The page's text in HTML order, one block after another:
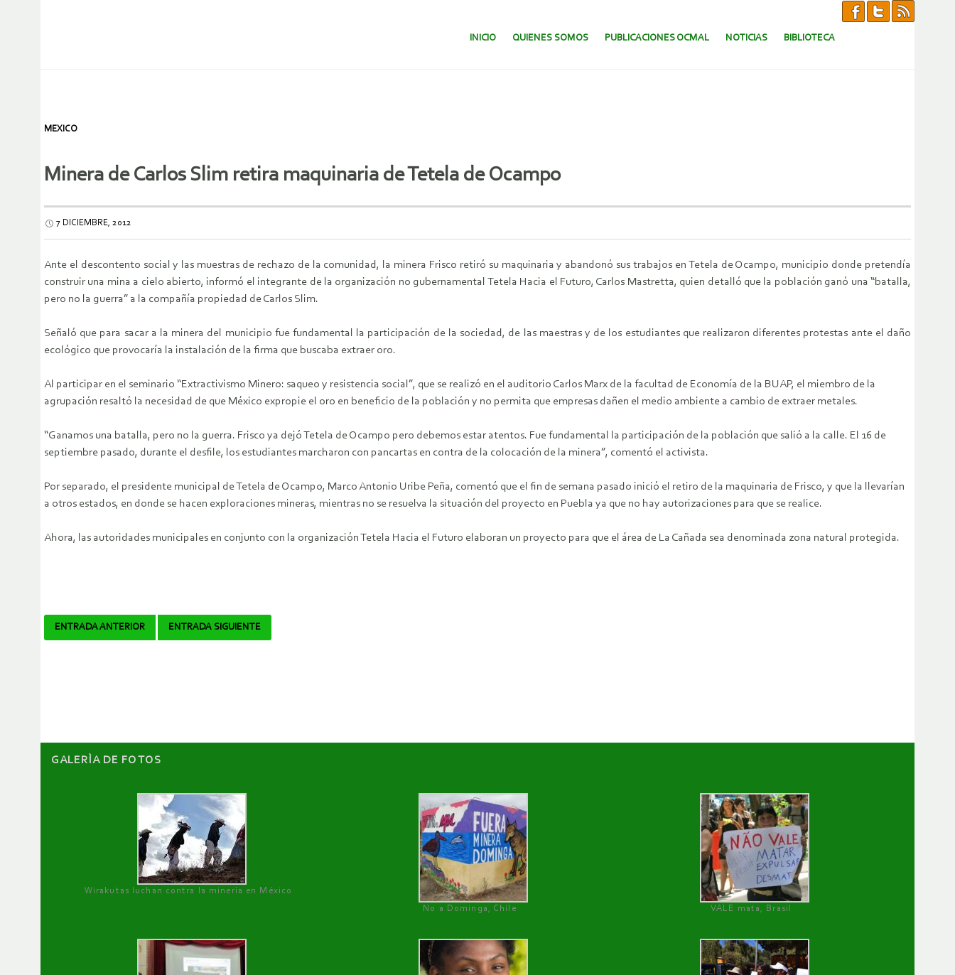
SALTAR AL CONTENIDO.
INICIO QUIENES SOMOS PUBLICACIONES OCMAL NOTICIAS BIBLIOTECA
MEXICO
Minera de Carlos Slim retira maquinaria de Tetela de Ocampo
7 DICIEMBRE, 2012
Ante el descontento social y las muestras de rechazo de la comunidad, la minera Frisco retiró su maquinaria y abandonó sus trabajos en Tetela de Ocampo, municipio donde pretendía
construir una mina a cielo abierto, informó el integrante de la organización no gubernamental Tetela Hacia el Futuro, Carlos Mastretta, quien detalló que la población ganó una “batalla,
pero no la guerra” a la compañía propiedad de Carlos Slim.
Señaló que para sacar a la minera del municipio fue fundamental la participación de la sociedad, de las maestras y de los estudiantes que realizaron diferentes protestas ante el daño
ecológico que provocaría la instalación de la firma que buscaba extraer oro.
Al participar en el seminario “Extractivismo Minero: saqueo y resistencia social”, que se realizó en el auditorio Carlos Marx de la facultad de Economía de la BUAP, el miembro de la
agrupación resaltó la necesidad de que México expropie el oro en beneficio de la población y no permita que empresas dañen el medio ambiente a cambio de extraer metales.
“Ganamos una batalla, pero no la guerra. Frisco ya dejó Tetela de Ocampo pero debemos estar atentos. Fue fundamental la participación de la población que salió a la calle. El 16 de
septiembre pasado, durante el desfile, los estudiantes marcharon con pancartas en contra de la colocación de la minera”, comentó el activista.
Por separado, el presidente municipal de Tetela de Ocampo, Marco Antonio Uribe Peña, comentó que el fin de semana pasado inició el retiro de la maquinaria de Frisco, y que la llevarían
a otros estados, en donde se hacen exploraciones mineras, mientras no se resuelva la situación del proyecto en Puebla ya que no hay autorizaciones para que se realice.
Ahora, las autoridades municipales en conjunto con la organización Tetela Hacia el Futuro elaboran un proyecto para que el área de La Cañada sea denominada zona natural protegida.
Navegador
ENTRADA ANTERIOR ENTRADA SIGUIENTE
GALERÌA DE FOTOS
Wirakutas luchan contra la minería en México
No a Dominga, Chile
VALE mata, Brasil